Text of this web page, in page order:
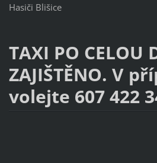
Hasiči Blišice
TAXI PO CELOU
ZAJIŠTĚNO. V
volejte 607 422